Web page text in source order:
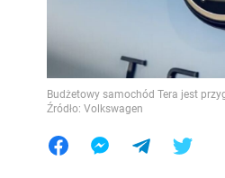
Budżetowy samochód Tera jest
Źródło: Volkswagen